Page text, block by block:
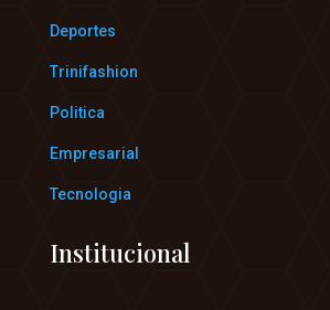
Deportes
Trinifashion
Politica
Empresarial
Tecnologia
Institucional